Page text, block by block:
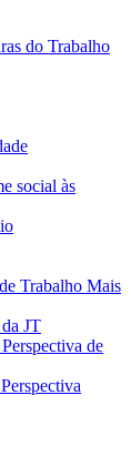
do Trabalho
social às
Trabalho Mais
JT
de